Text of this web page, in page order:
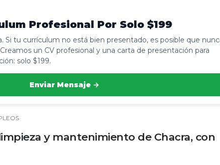
Profesional Por Solo $199
Si tu currículum no está bien presentado, es posible que
un CV profesional y una carta de presentación para
solo $199.
Enviar Mensaje →
y mantenimiento de Chacra, con